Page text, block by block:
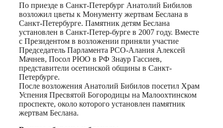
По приезде в Санкт-Петербург Анатолий Бибилов
возложил цветы к Монументу жертвам Беслана в
Санкт-Петербурге. Памятник детям Беслана
установлен в Санкт-Петер-бурге в 2007 году. Вместе
с Президентом в возложении приняли участие
Председатель Парламента РСО-Алания Алексей
Мачнев, Посол РЮО в РФ Знаур Гассиев,
представители осетинской общины в Санкт-
Петербурге.
После возложения Анатолий Бибилов посетил Храм
Успения Пресвятой Богородицы на Малоохтинском
проспекте, около которого установлен памятник
жертвам Беслана.